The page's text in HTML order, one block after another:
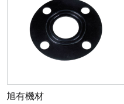
旭有機材